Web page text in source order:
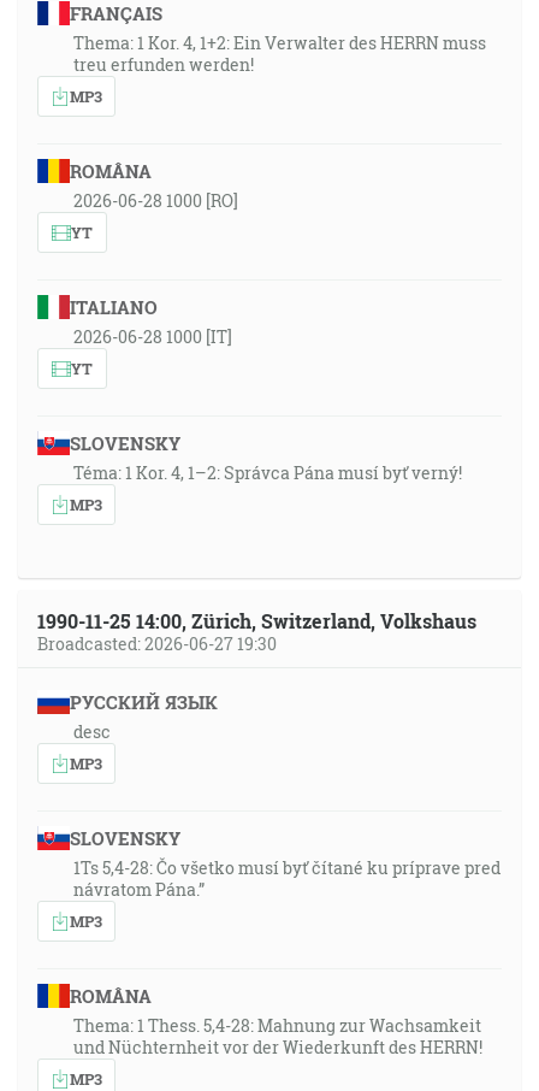
FRANÇAIS
Thema: 1 Kor. 4, 1+2: Ein Verwalter des HERRN muss
treu erfunden werden!
MP3
ROMÂNA
2026-06-28 1000 [RO]
YT
ITALIANO
2026-06-28 1000 [IT]
YT
SLOVENSKY
Téma: 1 Kor. 4, 1–2: Správca Pána musí byť verný!
MP3
1990-11-25 14:00, Zürich, Switzerland, Volkshaus
Broadcasted: 2026-06-27 19:30
РУССКИЙ ЯЗЫК
desc
MP3
SLOVENSKY
1Ts 5,4-28: Čo všetko musí byť čítané ku príprave pred
návratom Pána.”
MP3
ROMÂNA
Thema: 1 Thess. 5,4-28: Mahnung zur Wachsamkeit
und Nüchternheit vor der Wiederkunft des HERRN!
MP3